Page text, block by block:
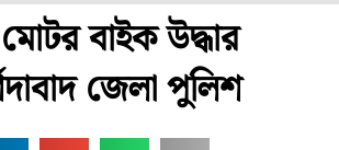
ফুল চাষ ফল চাষ মাছ চাষউত্তর ২৪ পরগনা
বাইক উদ্ধার
জেলা পুলিশ